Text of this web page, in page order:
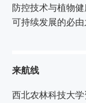
防控技术与植物
可持续发展的必由
来航线
西北农林科技大